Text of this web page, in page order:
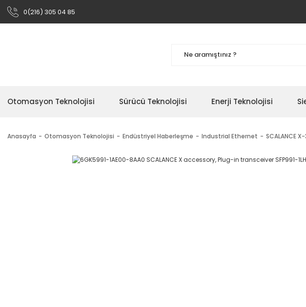
0(216) 305 04 85
Otomasyon Teknolojisi Sürücü Teknolojisi Enerji Teknolojisi
Anasayfa Otomasyon Teknolojisi Endüstriyel Haberleşme Industrial Ethernet SCALANCE